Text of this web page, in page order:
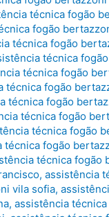
técnica fogão
fogão
técnica fogão
técnica
técnica fogão
técnica fogão
técnica fogão
técnica fogão
técnica fogão
técnica fogão
técnica fogão
, assistência
vila sofia,
, assistência